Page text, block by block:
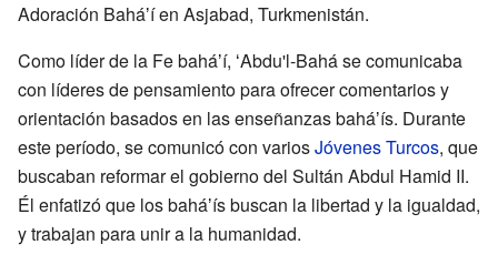
Adoración Baháʼí en Asjabad, Turkmenistán.
Como líder de la Fe baháʼí, ʻAbdu'l-Bahá se comunicaba
con líderes de pensamiento para ofrecer comentarios y
orientación basados en las enseñanzas baháʼís. Durante
este período, se comunicó con variosJóvenes Turcos, que
buscaban reformar el gobierno del Sultán Abdul Hamid II.
Él enfatizó que los baháʼís buscan la libertad y la igualdad,
y trabajan para unir a la humanidad.